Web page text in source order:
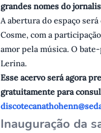
grandes nomes do
A abertura do espaço
Cosme, com a
amor pela música. O
Lerina.
Esse acervo será agora
gratuitamente para
Inauguração da